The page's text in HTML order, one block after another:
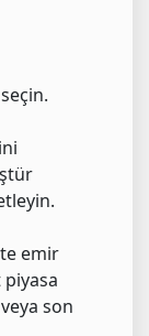
emir
son